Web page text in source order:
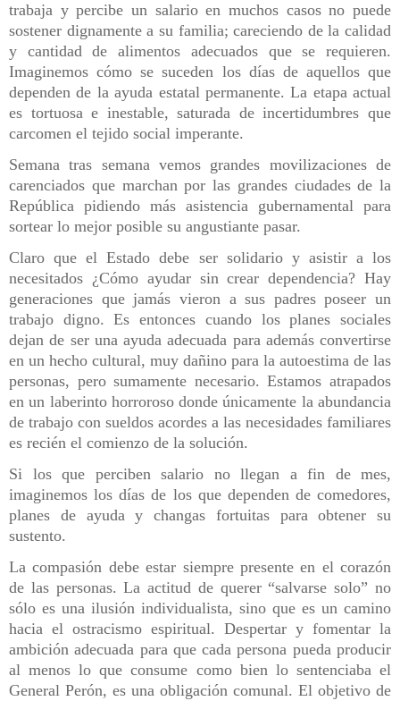
trabaja y percibe un salario en muchos casos no puede
sostener dignamente a su familia; careciendo de la calidad
y cantidad de alimentos adecuados que se requieren.
Imaginemos cómo se suceden los días de aquellos que
dependen de la ayuda estatal permanente. La etapa actual
es tortuosa e inestable, saturada de incertidumbres que
carcomen el tejido social imperante.
Semana tras semana vemos grandes movilizaciones de
carenciados que marchan por las grandes ciudades de la
República pidiendo más asistencia gubernamental para
sortear lo mejor posible su angustiante pasar.
Claro que el Estado debe ser solidario y asistir a los
necesitados ¿Cómo ayudar sin crear dependencia? Hay
generaciones que jamás vieron a sus padres poseer un
trabajo digno. Es entonces cuando los planes sociales
dejan de ser una ayuda adecuada para además convertirse
en un hecho cultural, muy dañino para la autoestima de las
personas, pero sumamente necesario. Estamos atrapados
en un laberinto horroroso donde únicamente la abundancia
de trabajo con sueldos acordes a las necesidades familiares
es recién el comienzo de la solución.
Si los que perciben salario no llegan a fin de mes,
imaginemos los días de los que dependen de comedores,
planes de ayuda y changas fortuitas para obtener su
sustento.
La compasión debe estar siempre presente en el corazón
de las personas. La actitud de querer “salvarse solo” no
sólo es una ilusión individualista, sino que es un camino
hacia el ostracismo espiritual. Despertar y fomentar la
ambición adecuada para que cada persona pueda producir
al menos lo que consume como bien lo sentenciaba el
General Perón, es una obligación comunal. El objetivo de